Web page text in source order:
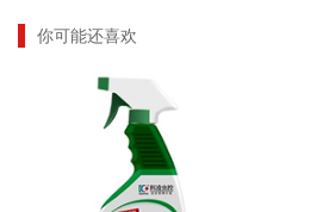
你可能还喜欢